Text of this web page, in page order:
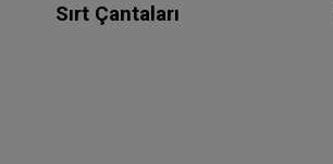
Sırt Çantaları